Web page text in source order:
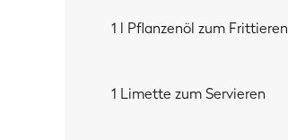
1 l Pflanzenöl zum Frittieren
1 Limette zum Servieren